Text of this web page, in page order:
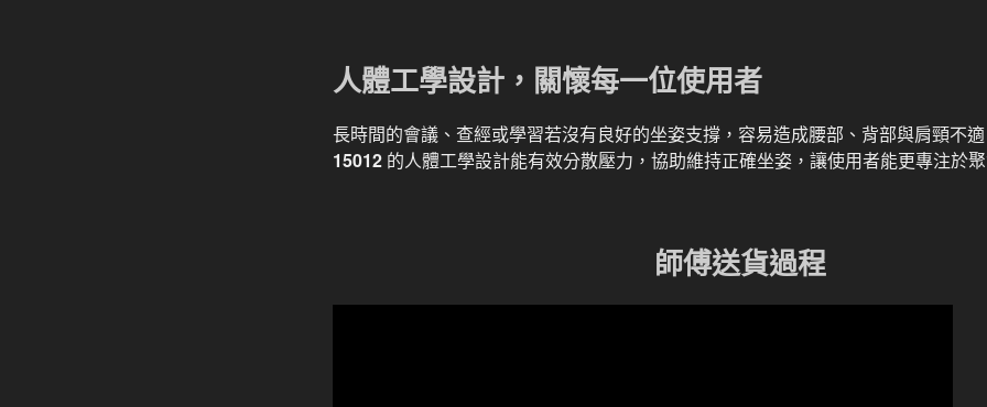
人體工學設計，關懷每一位使用者
長時間的會議、查經或學習若沒有良好的坐姿支撐，容易造成腰部、背部與肩頸不適
15012 的人體工學設計能有效分散壓力，協助維持正確坐姿，讓使用者能更專注於
師傅送貨過程